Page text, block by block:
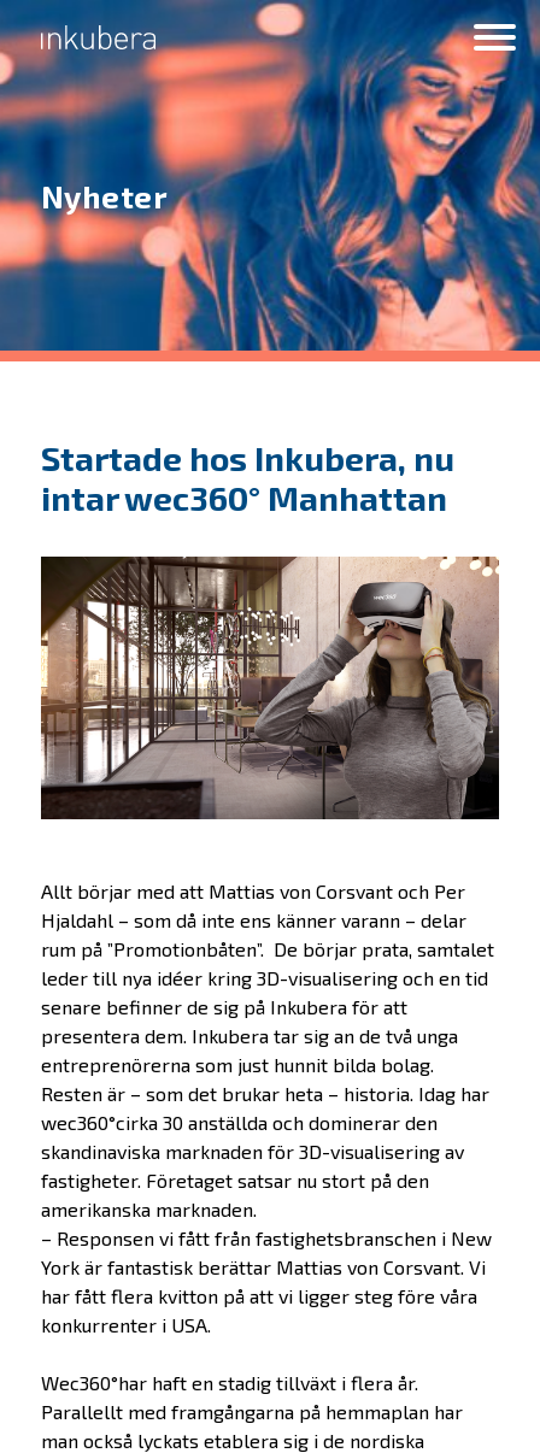
Nyheter
Startade hos Inkubera, nu
intar wec360° Manhattan
Allt börjar med att Mattias von Corsvant och Per
Hjaldahl – som då inte ens känner varann – delar
rum på ”Promotionbåten”. De börjar prata, samtalet
leder till nya idéer kring 3D-visualisering och en tid
senare befinner de sig på Inkubera för att
presentera dem. Inkubera tar sig an de två unga
entreprenörerna som just hunnit bilda bolag.
Resten är – som det brukar heta – historia. Idag har
wec360°cirka 30 anställda och dominerar den
skandinaviska marknaden för 3D-visualisering av
fastigheter. Företaget satsar nu stort på den
amerikanska marknaden.
– Responsen vi fått från fastighetsbranschen i New
York är fantastisk berättar Mattias von Corsvant. Vi
har fått flera kvitton på att vi ligger steg före våra
konkurrenter i USA.
Wec360°har haft en stadig tillväxt i flera år.
Parallellt med framgångarna på hemmaplan har
man också lyckats etablera sig i de nordiska